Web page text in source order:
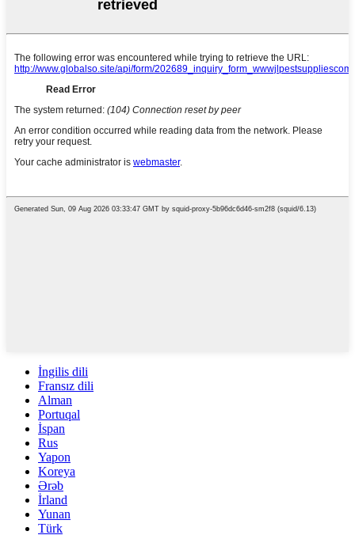
İngilis dili
Fransız dili
Alman
Portuqal
İspan
Rus
Yapon
Koreya
Ərəb
İrland
Yunan
Türk